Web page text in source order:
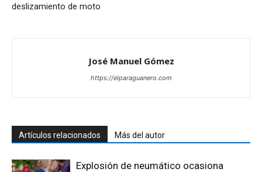
deslizamiento de moto
José Manuel Gómez
https://elparaguanero.com
Artículos relacionados Más del autor
Explosión de neumático ocasiona